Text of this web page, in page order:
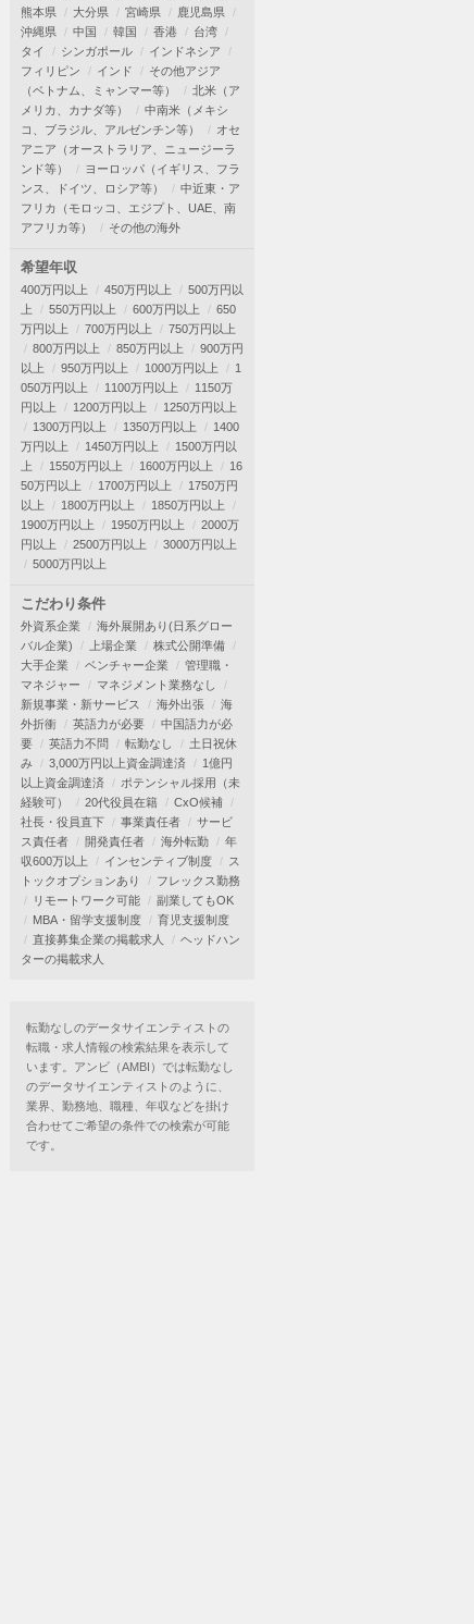
熊本県
大分県 宮崎県
鹿児島県
沖縄県
中国 韓国 香港
台湾
タイ
シンガポール
インドネシア
フィリピン
インド
その他アジア
（ベトナム、ミャンマー等）
北米（ア
メリカ、カナダ等）
中南米（メキシ
コ、ブラジル、アルゼンチン等）
オセ
アニア（オーストラリア、ニュージーラ
ンド等）
ヨーロッパ（イギリス、フラ
ンス、ドイツ、ロシア等）
中近東・ア
フリカ（モロッコ、エジプト、UAE、南
アフリカ等）
その他の海外
希望年収
400万円以上 450万円以上
500万円以
上
550万円以上 600万円以上
650
万円以上
700万円以上
750万円以上
800万円以上
850万円以上
900万円
以上
950万円以上 1000万円以上
1
050万円以上
1100万円以上
1150万
円以上
1200万円以上
1250万円以上
1300万円以上
1350万円以上
1400
万円以上
1450万円以上
1500万円以
上
1550万円以上 1600万円以上
16
50万円以上
1700万円以上
1750万円
以上
1800万円以上
1850万円以上
1900万円以上
1950万円以上
2000万
円以上
2500万円以上
3000万円以上
5000万円以上
こだわり条件
外資系企業
海外展開あり(日系グロー
バル企業)
上場企業
株式公開準備
大手企業
ベンチャー企業
管理職・
マネジャー
マネジメント業務なし
新規事業・新サービス
海外出張
海
外折衝
英語力が必要
中国語力が必
要
英語力不問 転勤なし
土日祝休
み
3,000万円以上資金調達済
1億円
以上資金調達済
ポテンシャル採用（未
経験可）
20代役員在籍
CxO候補
社長・役員直下
事業責任者
サービ
ス責任者
開発責任者 海外転勤
年
収600万以上
インセンティブ制度
ス
トックオプションあり
フレックス勤務
リモートワーク可能
副業してもOK
MBA・留学支援制度
育児支援制度
直接募集企業の掲載求人
ヘッドハン
ターの掲載求人
転勤なしのデータサイエンティストの
転職・求人情報の検索結果を表示して
います。アンビ（AMBI）では転勤なし
のデータサイエンティストのように、
業界、勤務地、職種、年収などを掛け
合わせてご希望の条件での検索が可能
です。